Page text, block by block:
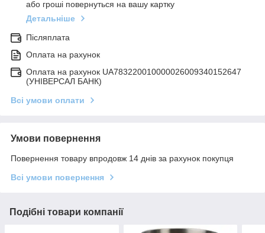
або гроші повернуться на вашу картку
Детальніше
Післяплата
Оплата на рахунок
Оплата на рахунок UA783220010000026009340152647
(УНІВЕРСАЛ БАНК)
Всі умови оплати
Умови повернення
Повернення товару впродовж 14 днів за рахунок покупця
Всі умови повернення
Подібні товари компанії